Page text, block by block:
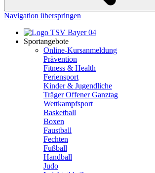
Navigation überspringen
Sportangebote
Online-Kursanmeldung
Prävention
Fitness & Health
Feriensport
Kinder & Jugendliche
Träger Offener Ganztag
Wettkampfsport
Basketball
Boxen
Faustball
Fechten
Fußball
Handball
Judo